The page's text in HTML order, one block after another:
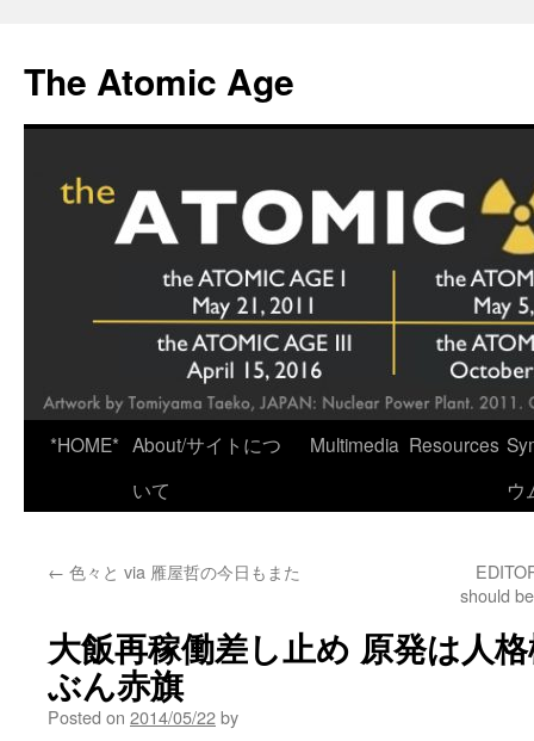
content
The Atomic Age
*HOME* About/サイトにつ
いて
Multimedia Resources
ウ
← 色々と via 雁屋哲の今日もまた
should
大飯再稼働差し止め 原発は人
ぶん赤旗
Posted on 2014/05/22by